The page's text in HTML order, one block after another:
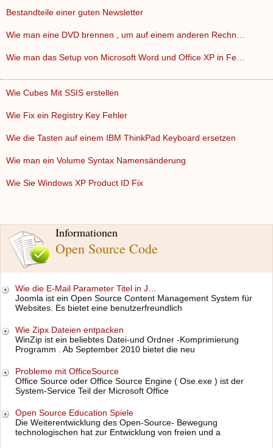
Informationen
Open Source Code
Wie die E-Mail Parameter Titel in J…
Joomla ist ein Open Source Content Management System für
Websites. Es bietet eine benutzerfreundlich
Wie Zipx Dateien entpacken
WinZip ist ein beliebtes Datei-und Ordner -Komprimierung
Programm . Ab September 2010 bietet die neu
Probleme mit OfficeSource
Office Source oder Office Source Engine ( Ose.exe ) ist der
System-Service Teil der Microsoft Office
Open Source Education Spiele
Die Weiterentwicklung des Open-Source- Bewegung
technologischen hat zur Entwicklung von freien und a
Bestandteile einer guten Newsletter
Wie Cubes Mit SSIS erstellen
Wie Fix ein Registry Key Fehler
Wie die Tasten auf einem IBM ThinkPad Keyboard ersetzen
Wie man ein Volume Syntax Namensänderung
Wie Sie Windows XP Product ID Fix